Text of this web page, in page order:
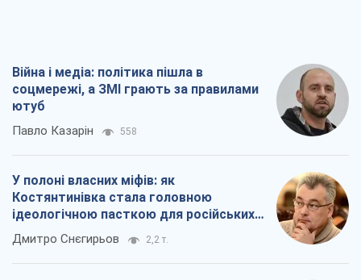
Війна і медіа: політика пішла в
соцмережі, а ЗМІ грають за правилами
ютуб
Павло Казарін 558
У полоні власних міфів: як
Костянтинівка стала головною
ідеологічною пасткою для російських
окупантів
Дмитро Снєгирьов 2,2 т.